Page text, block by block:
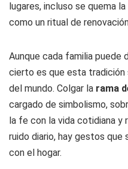
lugares, incluso se quema
como un ritual de
Aunque cada familia puede
cierto es que esta tradición
del mundo. Colgar la rama
cargado de simbolismo,
la fe con la vida cotidiana y
ruido diario, hay gestos
con el hogar.